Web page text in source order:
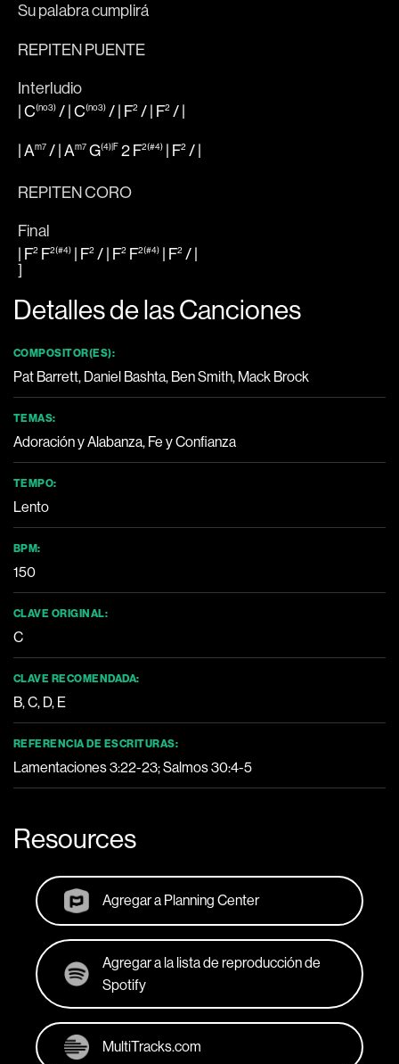
Su palabra cumplirá
REPITEN PUENTE
Interludio
|C(no3) / |C(no3) / | F2 / | F2 /|
|Am7 / |Am7 G(4)|F 2F2(#4) | F2 /|
REPITEN CORO
Final
| F2 F2(#4) | F2 / | F2 F2(#4) | F2 /|
]
Detalles de las Canciones
COMPOSITOR(ES):
Pat Barrett, Daniel Bashta, Ben Smith, Mack Brock
TEMAS:
Adoración y Alabanza, Fe y Confianza
TEMPO:
Lento
BPM:
150
CLAVE ORIGINAL:
C
CLAVE RECOMENDADA:
B, C, D, E
REFERENCIA DE ESCRITURAS:
Lamentaciones 3:22-23;Salmos 30:4-5
Resources
Agregar a Planning Center
Agregar a la lista de reproducción de
Spotify
MultiTracks.com